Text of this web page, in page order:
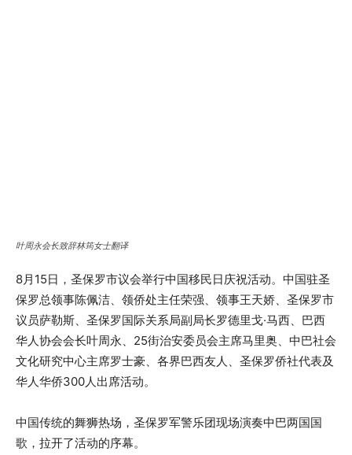
叶周永会长致辞林筠女士翻译
8月15日，圣保罗市议会举行中国移民日庆祝活动。中国驻圣
保罗总领事陈佩洁、领侨处主任荣强、领事王天娇、圣保罗市
议员萨勒斯、圣保罗国际关系局副局长罗德里戈·马西、巴西
华人协会会长叶周永、25街治安委员会主席马里奥、中巴社会
文化研究中心主席罗士豪、各界巴西友人、圣保罗侨社代表及
华人华侨300人出席活动。
中国传统的舞狮热场，圣保罗军警乐团现场演奏中巴两国国
歌，拉开了活动的序幕。